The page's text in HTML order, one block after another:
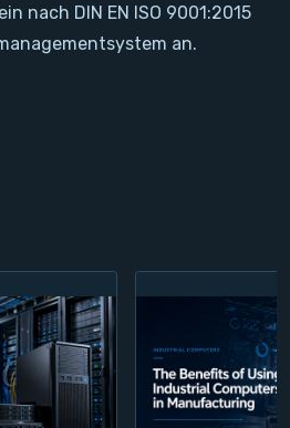
nach DIN EN ISO 9001:2015
an.